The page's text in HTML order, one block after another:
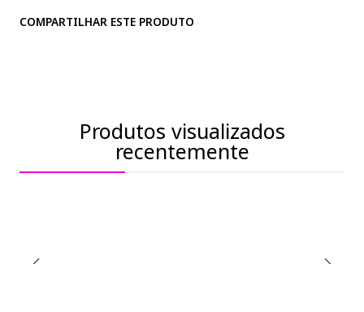
COMPARTILHAR ESTE PRODUTO
Produtos visualizados
recentemente